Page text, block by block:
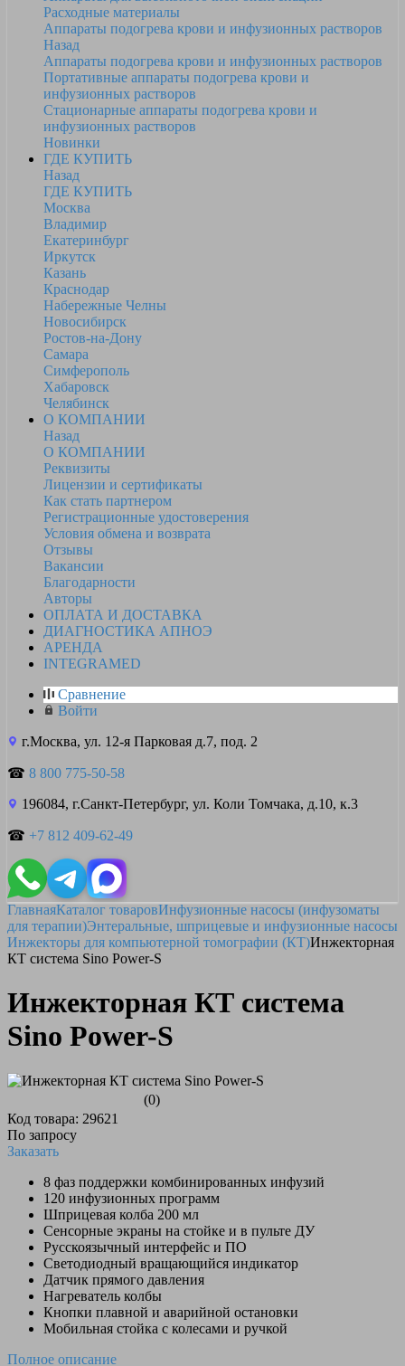
Расходные материалы
Аппараты подогрева крови и инфузионных растворов
Назад
Аппараты подогрева крови и инфузионных растворов
Портативные аппараты подогрева крови и
инфузионных растворов
Стационарные аппараты подогрева крови и
инфузионных растворов
Новинки
ГДЕ КУПИТЬ
Назад
ГДЕ КУПИТЬ
Москва
Владимир
Екатеринбург
Иркутск
Казань
Краснодар
Набережные Челны
Новосибирск
Ростов-на-Дону
Самара
Симферополь
Хабаровск
Челябинск
О КОМПАНИИ
Назад
О КОМПАНИИ
Реквизиты
Лицензии и сертификаты
Как стать партнером
Регистрационные удостоверения
Условия обмена и возврата
Отзывы
Вакансии
Благодарности
Авторы
ОПЛАТА И ДОСТАВКА
ДИАГНОСТИКА АПНОЭ
АРЕНДА
INTEGRAMED
Сравнение
Войти
г.Москва, ул. 12-я Парковая д.7, под. 2
☎ 8 800 775-50-58
196084, г.Санкт-Петербург, ул. Коли Томчака, д.10, к.3
☎ +7 812 409-62-49
ГлавнаяКаталог товаровИнфузионные насосы (инфузоматы
для терапии)Энтеральные, шприцевые и инфузионные насосы
Инжекторы для компьютерной томографии (КТ)Инжекторная
КТ система Sino Power-S
Инжекторная КТ система
Sino Power-S
(0)
Код товара: 29621
По запросу
Заказать
8 фаз поддержки комбинированных инфузий
120 инфузионных программ
Шприцевая колба 200 мл
Сенсорные экраны на стойке и в пульте ДУ
Русскоязычный интерфейс и ПО
Светодиодный вращающийся индикатор
Датчик прямого давления
Нагреватель колбы
Кнопки плавной и аварийной остановки
Мобильная стойка с колесами и ручкой
Полное описание